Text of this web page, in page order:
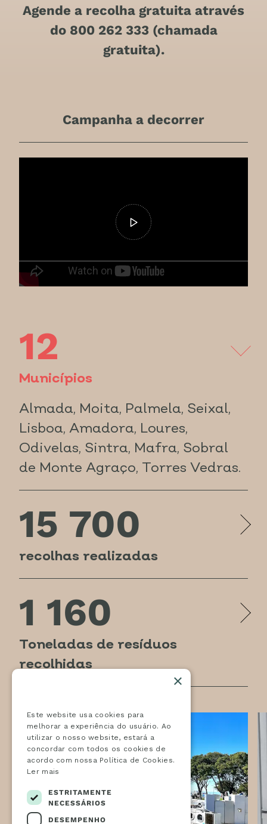
Agende a recolha gratuita através
do 800 262 333 (chamada
gratuita).
Campanha a decorrer
12
Municípios
Almada, Moita, Palmela, Seixal,
Lisboa, Amadora, Loures,
Odivelas, Sintra, Mafra, Sobral
de Monte Agraço, Torres Vedras.
15 700
recolhas realizadas
1 160
Toneladas de resíduos
recolhidas
×
Este website usa cookies para
melhorar a experiência do usuário. Ao
utilizar o nosso website, estará a
concordar com todos os cookies de
acordo com nossa Política de Cookies.
Ler mais
ESTRITAMENTE
NECESSÁRIOS
DESEMPENHO